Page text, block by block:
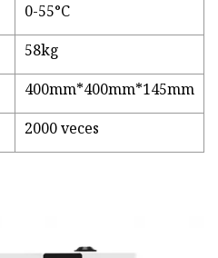
0-55°C
58kg
400mm*400mm*145mm
2000 veces